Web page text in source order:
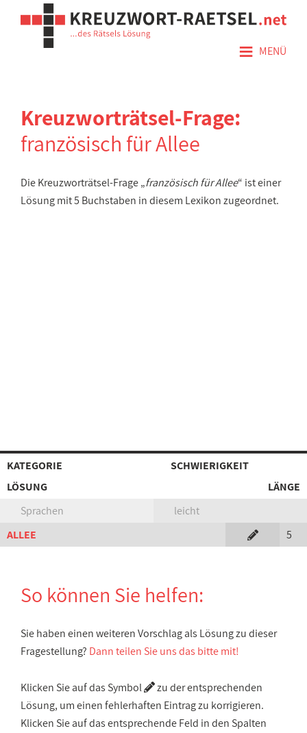
≡ MENÜ
Kreuzworträtsel-Frage:
französisch für Allee
Die Kreuzworträtsel-Frage „französisch für Allee“ ist einer
Lösung mit 5 Buchstaben in diesem Lexikon zugeordnet.
KATEGORIE
SCHWIERIGKEIT
LÖSUNG
LÄNGE
Sprachen
leicht
ALLEE
5
So können Sie helfen:
Sie haben einen weiteren Vorschlag als Lösung zu dieser
Fragestellung? Dann teilen Sie uns das bitte mit!
Klicken Sie auf das Symbol
zu der entsprechenden
Lösung, um einen fehlerhaften Eintrag zu korrigieren.
Klicken Sie auf das entsprechende Feld in den Spalten